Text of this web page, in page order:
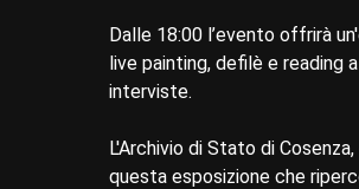
Dalle 18:00 l’evento offrirà
live painting, defilè e
interviste.
L'Archivio di Stato di
questa esposizione che